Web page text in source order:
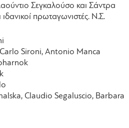
Σεγκαλούσο και Σάντρα
ιδανικοί πρωταγωνιστές. Ν.Σ.
Sironi, Antonio Manca
Claudio Segaluscio, Barbara